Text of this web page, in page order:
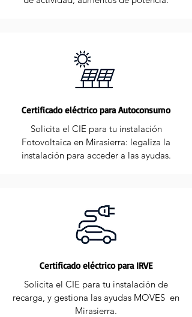
Certificado eléctrico para Autoconsumo
Solicita el CIE para tu instalación
Fotovoltaica en Mirasierra: legaliza la
instalación para acceder a las ayudas.
Certificado eléctrico para IRVE
Solicita el CIE para tu instalación de
recarga, y gestiona las ayudas MOVES en
Mirasierra.